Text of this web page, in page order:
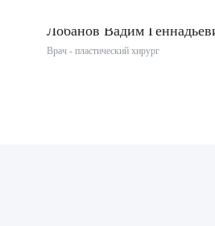
Лобанов Вадим
Врач - пластический хирург